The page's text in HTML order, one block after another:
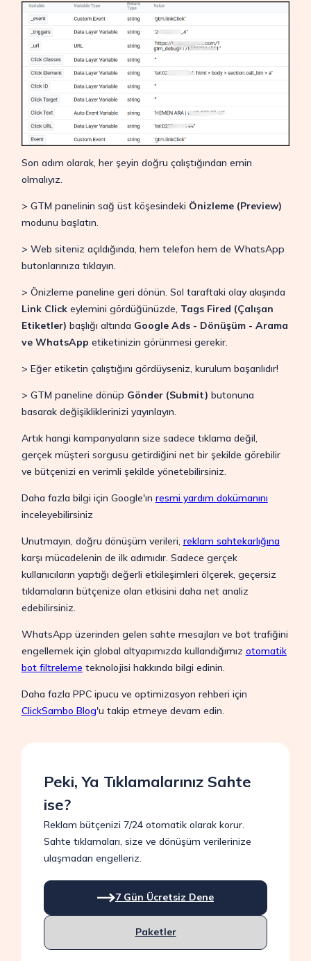
Son adım olarak, her şeyin doğru çalıştığından emin
olmalıyız.
> GTM panelinin sağ üst köşesindeki Önizleme (Preview)
modunu başlatın.
> Web siteniz açıldığında, hem telefon hem de WhatsApp
butonlarınıza tıklayın.
> Önizleme paneline geri dönün. Sol taraftaki olay akışında
Link Clickeylemini gördüğünüzde, Tags Fired (Çalışan
Etiketler) başlığı altında Google Ads - Dönüşüm - Arama
ve WhatsApp etiketinizin görünmesi gerekir.
> Eğer etiketin çalıştığını gördüyseniz, kurulum başarılıdır!
> GTM paneline dönüp Gönder (Submit) butonuna
basarak değişikliklerinizi yayınlayın.
Artık hangi kampanyaların size sadece tıklama değil,
gerçek müşteri sorgusu getirdiğini net bir şekilde görebilir
ve bütçenizi en verimli şekilde yönetebilirsiniz.
Daha fazla bilgi için Google'ın resmi yardım dokümanını
inceleyebilirsiniz
Unutmayın, doğru dönüşüm verileri, reklam sahtekarlığına
karşı mücadelenin de ilk adımıdır. Sadece gerçek
kullanıcıların yaptığı değerli etkileşimleri ölçerek, geçersiz
tıklamaların bütçenize olan etkisini daha net analiz
edebilirsiniz.
WhatsApp üzerinden gelen sahte mesajları ve bot trafiğini
engellemek için global altyapımızda kullandığımız otomatik
bot filtreleme teknolojisi hakkında bilgi edinin.
Daha fazla PPC ipucu ve optimizasyon rehberi için
ClickSambo Blog'u takip etmeye devam edin.
Peki, Ya Tıklamalarınız Sahte
ise?
Reklam bütçenizi 7/24 otomatik olarak korur.
Sahte tıklamaları, size ve dönüşüm verilerinize
ulaşmadan engelleriz.
7 Gün Ücretsiz Dene
Paketler